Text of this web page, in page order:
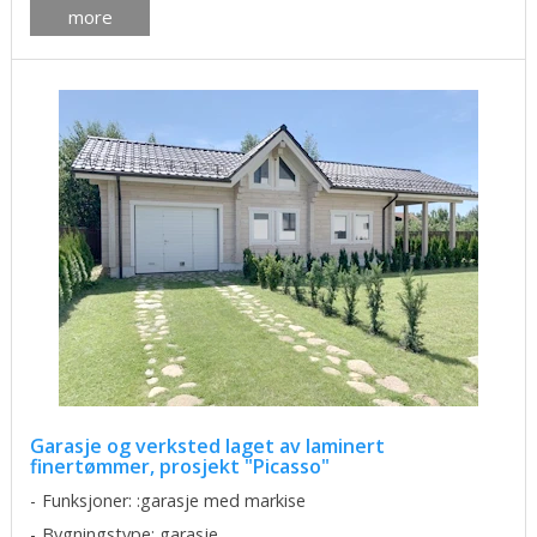
more
Garasje og verksted laget av laminert
finertømmer, prosjekt "Picasso"
Funksjoner: :garasje med markise